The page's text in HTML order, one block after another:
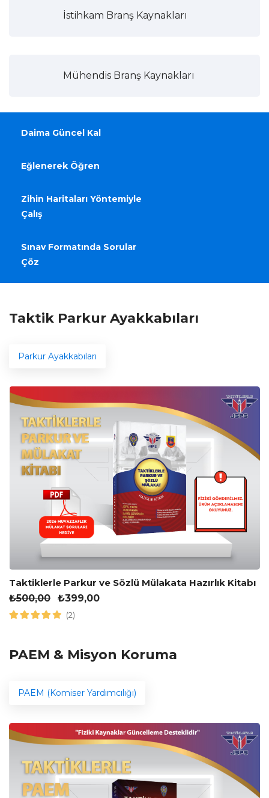
İstihkam Branş Kaynakları
Mühendis Branş Kaynakları
Daima Güncel Kal
Eğlenerek Öğren
Zihin Haritaları Yöntemiyle
Çalış
Sınav Formatında Sorular
Çöz
Taktik Parkur Ayakkabıları
Parkur Ayakkabıları
Taktiklerle Parkur ve Sözlü Mülakata Hazırlık Kitabı
₺500,00 ₺399,00
(2)
PAEM & Misyon Koruma
PAEM (Komiser Yardımcılığı)